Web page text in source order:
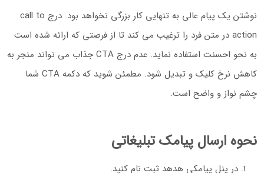
نوشتن یک پیام عالی به تنهایی کار بزرگی نخواهد بود. درج call to
action در متن فرد را ترغیب می کند تا از فرصتی که ارائه شده است
به نحو احسنت استفاده نماید. عدم درج CTA جذاب می تواند منجر به
کاهش نرخ کلیک و تبدیل شود. مطمئن شوید که دکمه CTA شما
چشم نواز و واضح است.
نحوه ارسال پیامک تبلیغاتی
در پنل پیامکی هدهد ثبت نام کنید.